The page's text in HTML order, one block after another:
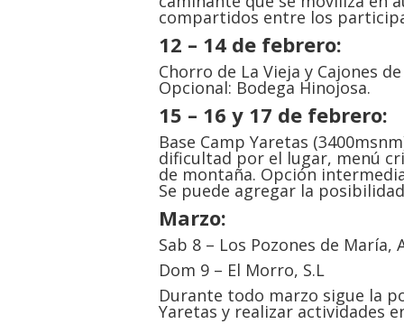
compartidos entre los
12 – 14 de febrero:
Chorro de La Vieja y Cajones
Opcional: Bodega Hinojosa.
15 – 16 y 17 de febrero:
Base Camp Yaretas
dificultad por el lugar, menú
de montaña. Opción
Se puede agregar la
Marzo:
Sab 8 – Los Pozones de María,
Dom 9 – El Morro, S.L
Durante todo marzo sigue la
Yaretas y realizar actividades